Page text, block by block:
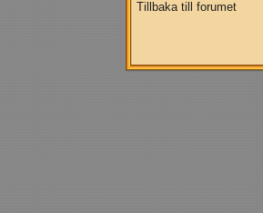
Tillbaka till forumet